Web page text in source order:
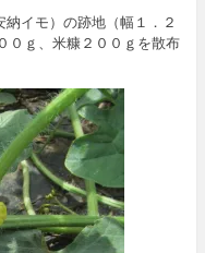
イモ）の跡地（幅１．２
０ｇ、米糠２００ｇを散布